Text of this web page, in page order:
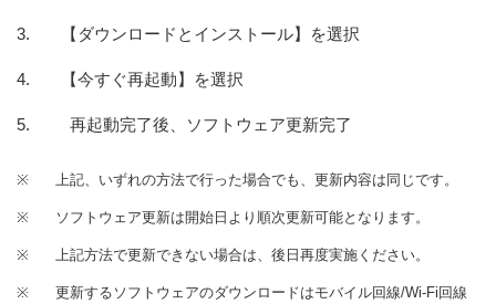
【ダウンロードとインストール】を選択
【今すぐ再起動】を選択
再起動完了後、ソフトウェア更新完了
※ 上記、いずれの方法で行った場合でも、更新内容は同じです。
※ ソフトウェア更新は開始日より順次更新可能となります。
※ 上記方法で更新できない場合は、後日再度実施ください。
※
更新するソフトウェアのダウンロードはモバイル回線/Wi-Fi回線